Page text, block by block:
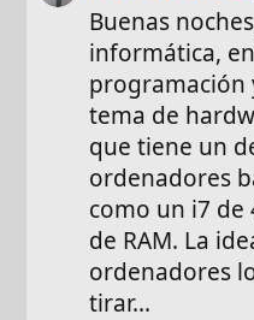
Buenas
informática,
programación
tema de
que tiene un
ordenadores
como un i7 de
de RAM. La
ordenadores
tirar...